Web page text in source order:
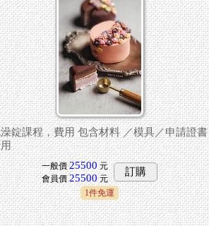
錠課程，費用 包含材料 ／模具／申請證書
一般價 25500元
會員價 25500元
訂購
1件免運